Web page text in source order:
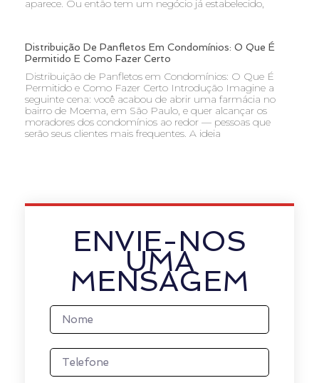
aparece. Ou então tem um negócio já estabelecido,
Distribuição De Panfletos Em Condomínios: O Que É
Permitido E Como Fazer Certo
Distribuição de Panfletos em Condomínios: O Que É
Permitido e Como Fazer Certo Introdução Imagine a
seguinte cena: você acabou de abrir uma farmácia no
bairro de Moema, em São Paulo, e quer alcançar os
moradores dos condomínios ao redor — pessoas que
serão seus clientes mais frequentes. A ideia
ENVIE-NOS
UMA
MENSAGEM